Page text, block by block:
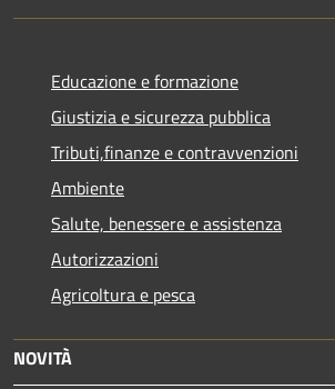
Educazione e formazione
Giustizia e sicurezza pubblica
Tributi,finanze e contravvenzioni
Ambiente
Salute, benessere e assistenza
Autorizzazioni
Agricoltura e pesca
NOVITÀ